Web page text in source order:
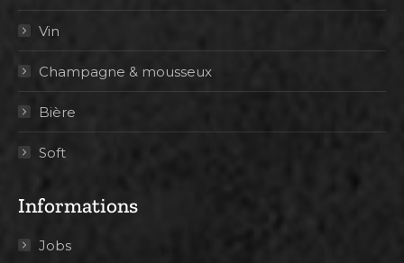
Vin
Champagne & mousseux
Bière
Soft
Informations
Jobs